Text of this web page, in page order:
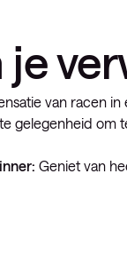
van racen
gelegenheid om
Geniet van